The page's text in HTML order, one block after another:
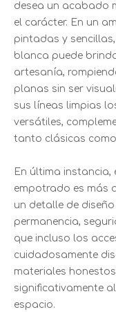
desea un acabado
el carácter. En un
pintadas y
blanca puede
artesanía,
planas sin ser
sus líneas limpias
versátiles,
tanto clásicas
En última instancia,
empotrado es más
un detalle de
permanencia,
que incluso los
cuidadosamente
materiales
significativamente
espacio.